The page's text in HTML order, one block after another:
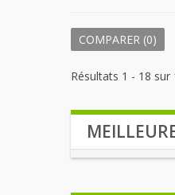
COMPARER (0)
Résultats 1 - 18 sur